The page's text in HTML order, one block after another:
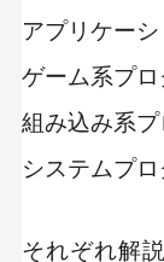
アプリケー
ゲーム系プ
組み込み系
システムプ
それぞれ解